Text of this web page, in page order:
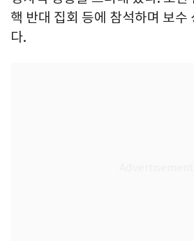
핵 반대 집회 등에 참석하며 보수
다.